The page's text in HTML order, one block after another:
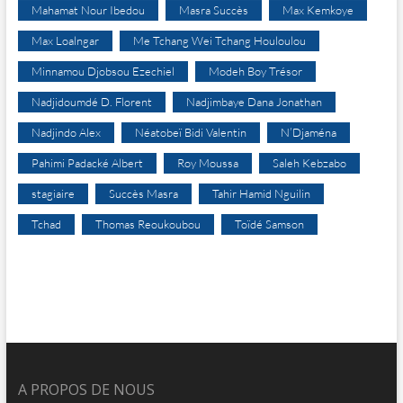
Mahamat Nour Ibedou Masra Succès Max Kemkoye
Max Loalngar Me Tchang Wei Tchang Houloulou
Minnamou Djobsou Ezechiel Modeh Boy Trésor
Nadjidoumdé D. Florent Nadjimbaye Dana Jonathan
Nadjindo Alex Néatobeï Bidi Valentin N’Djaména
Pahimi Padacké Albert Roy Moussa Saleh Kebzabo
stagiaire Succès Masra Tahir Hamid Nguilin
Tchad Thomas Reoukoubou Toïdé Samson
A PROPOS DE NOUS